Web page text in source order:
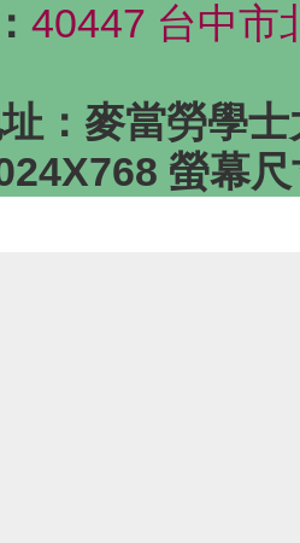
40447 台中市
：麥當勞學
螢幕